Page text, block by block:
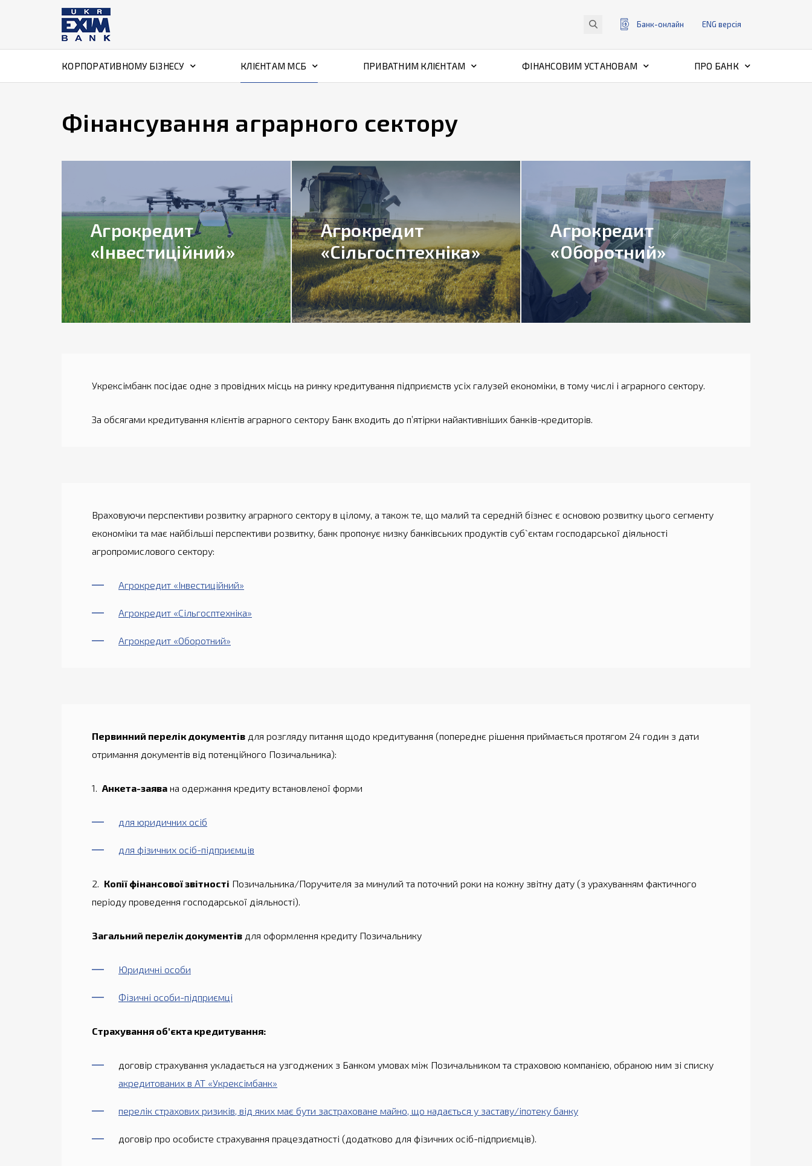
Банк-онлайн ENG версiя
КОРПОРАТИВНОМУ БІЗНЕСУ КЛІЄНТАМ МСБ ПРИВАТНИМ КЛІЄНТАМ ФІНАНСОВИМ УСТАНОВАМ ПРО БАНК
Фінансування аграрного сектору
Агрокредит
«Інвестиційний»
Агрокредит
«Сільгосптехніка»
Агрокредит
«Оборотний»
Укрексімбанк посідає одне з провідних місць на ринку кредитування підприємств усіх галузей економіки, в тому числі і аграрного сектору.
За обсягами кредитування клієнтів аграрного сектору Банк входить до п’ятірки найактивніших банків-кредиторів.
Враховуючи перспективи розвитку аграрного сектору в цілому, а також те, що малий та середній бізнес є основою розвитку цього сегменту
економіки та має найбільші перспективи розвитку, банк пропонує низку банківських продуктів суб`єктам господарської діяльності
агропромислового сектору:
Агрокредит «Інвестиційний»
Агрокредит «Сільгосптехніка»
Агрокредит «Оборотний»
Первинний перелік документів для розгляду питання щодо кредитування (попереднє рішення приймається протягом 24 годин з дати
отримання документів від потенційного Позичальника):
1. Анкета-заява на одержання кредиту встановленої форми
для юридичних осіб
для фізичних осіб-підприємців
2. Копії фінансової звітності Позичальника/Поручителя за минулий та поточний роки на кожну звітну дату (з урахуванням фактичного
періоду проведення господарської діяльності).
Загальний перелік документів для оформлення кредиту Позичальнику
Юридичні особи
Фізичні особи-підприємці
Страхування об'єкта кредитування:
договір страхування укладається на узгоджених з Банком умовах між Позичальником та страховою компанією, обраною ним зі списку
акредитованих в АТ «Укрексімбанк»
перелік страхових ризиків, від яких має бути застраховане майно, що надається у заставу/іпотеку банку
договір про особисте страхування працездатності (додатково для фізичних осіб-підприємців).